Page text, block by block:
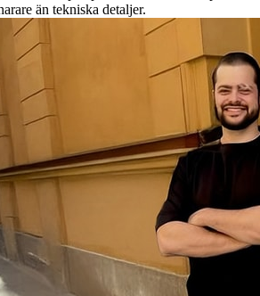
än tekniska detaljer.